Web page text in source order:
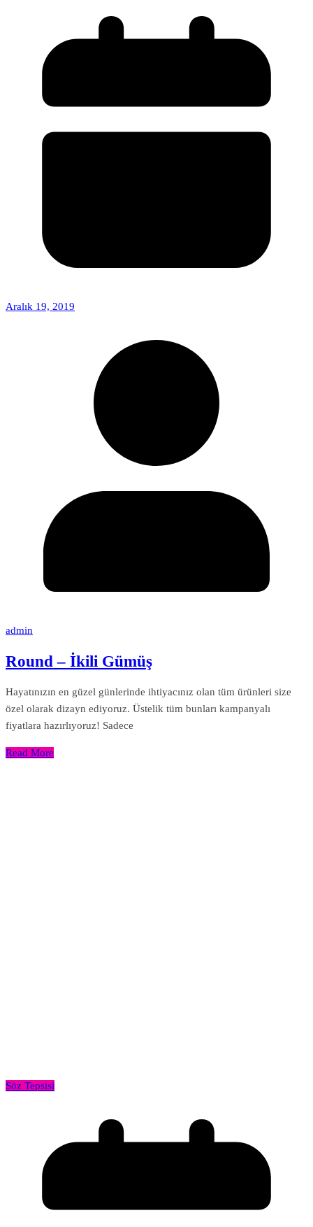
Aralık 19, 2019
admin
Round – İkili Gümüş
Hayatınızın en güzel günlerinde ihtiyacınız olan tüm ürünleri size
özel olarak dizayn ediyoruz. Üstelik tüm bunları kampanyalı
fiyatlara hazırlıyoruz! Sadece
Read More
Söz Tepsisi